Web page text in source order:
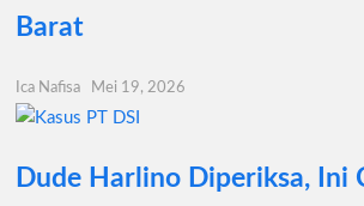
Barat
Ica Nafisa Mei 19, 2026
Dude Harlino Diperiksa, Ini